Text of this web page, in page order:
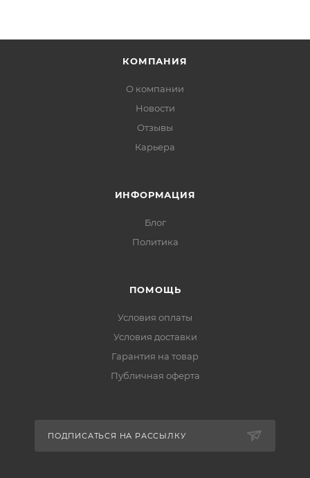
КОМПАНИЯ
О компании
Новости
Отзывы
Карьера
ИНФОРМАЦИЯ
Блог
Политика
ПОМОЩЬ
Условия оплаты
Условия доставки
Гарантия на товар
Публичная оферта
ПОДПИСАТЬСЯ НА РАССЫЛКУ